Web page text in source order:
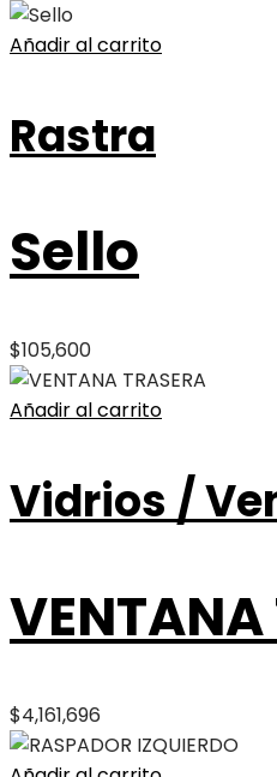
Añadir al carrito
Rastra
Sello
$105,600
Añadir al carrito
Vidrios /
VENTANA
$4,161,696